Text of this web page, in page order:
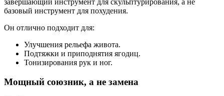
завершающий инструмент для скульптурирования, а не
базовый инструмент для похудения.
Он отлично подходит для:
Улучшения рельефа живота.
Подтяжки и приподнятия ягодиц.
Тонизирования рук и ног.
Мощный союзник, а не замена